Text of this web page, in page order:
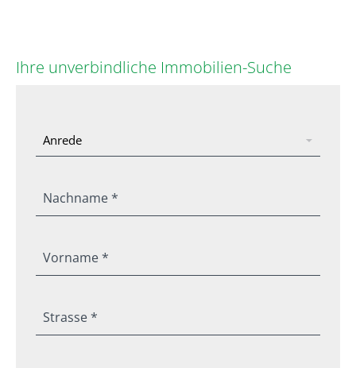
Ihre unverbindliche Immobilien-Suche
Nachname *
Vorname *
Strasse *